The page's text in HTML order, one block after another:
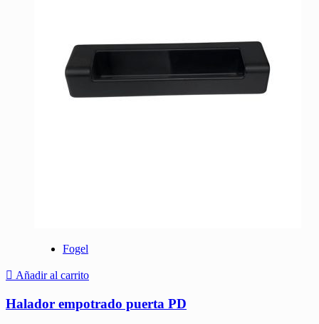
Fogel
Añadir al carrito
Halador empotrado puerta PD